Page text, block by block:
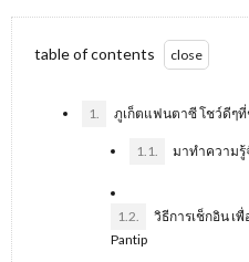
table of contents
1. ภูเก็ตแฟนตาซี โชว์ดีๆ
1.1. มาทำความ
1.2.
วิธีการเช็กอิน เ
Pantip